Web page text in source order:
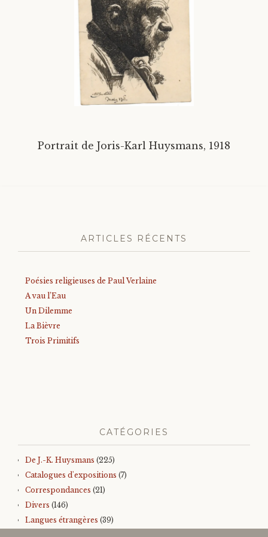
Langues étrangères
Portrait de Joris-Karl Huysmans, 1918
ARTICLES RÉCENTS
Poésies religieuses de Paul Verlaine
A vau l’Eau
Un Dilemme
La Bièvre
Trois Primitifs
CATÉGORIES
De J.-K. Huysmans (225)
Catalogues d'expositions (7)
Correspondances (21)
Divers (146)
Langues étrangères (39)